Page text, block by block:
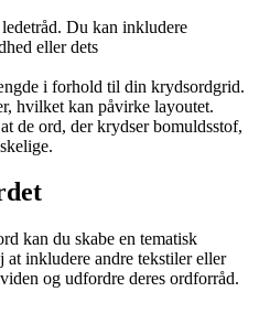
Du kan inkludere
eller dets
i forhold til din krydsordgrid.
hvilket kan påvirke layoutet.
de ord, der krydser bomuldsstof,
kan du skabe en tematisk
inkludere andre tekstiler eller
og udfordre deres ordforråd.